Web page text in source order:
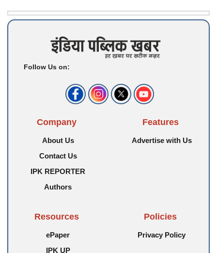
Follow Us on:
Company
About Us
Contact Us
IPK REPORTER
Authors
Features
Advertise with Us
Resources
ePaper
IPK UP
Policies
Privacy Policy